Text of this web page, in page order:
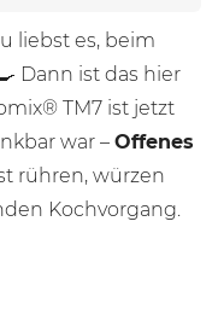
liebst es, beim
Dann ist das hier
TM7 ist jetzt
war – Offenes
rühren, würzen
Kochvorgang.